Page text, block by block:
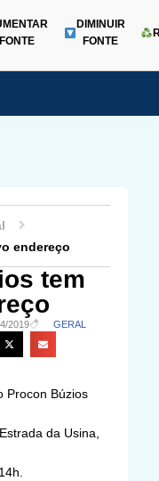
Menu
FONTE
DIMINUIR
FONTE
endereço
tem
2019 GERAL
Procon Búzios
da Usina,